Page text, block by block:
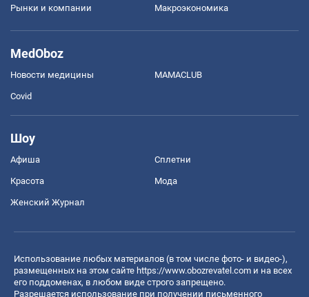
Рынки и компании Mакроэкономика
MedOboz
Новости медицины MAMACLUB
Covid
Шоу
Афиша Сплетни
Красота Мода
Женский Журнал
Использование любых материалов (в том числе фото- и видео-),
размещенных на этом сайте https://www.obozrevatel.com и на всех
его поддоменах, в любом виде строго запрещено.
Разрешается использование при получении письменного